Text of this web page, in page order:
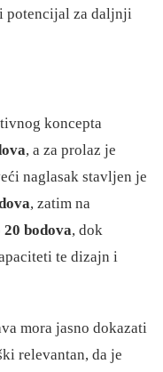
potencijal za daljnji
koncepta
, a za prolaz je
naglasak stavljen je
, zatim na
20 bodova, dok
te dizajn i
mora jasno dokazati
relevantan, da je